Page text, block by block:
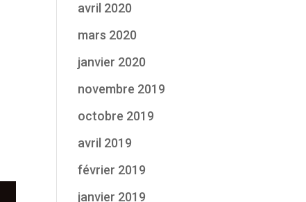
avril 2020
mars 2020
janvier 2020
novembre 2019
octobre 2019
avril 2019
février 2019
janvier 2019